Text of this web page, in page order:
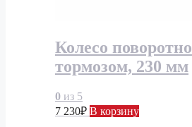
Колесо
тормозом, 230 мм
0 из 5
7 230₽ В корзину